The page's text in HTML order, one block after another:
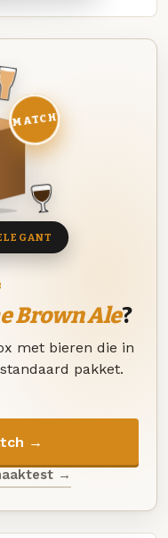
Brown Ale?
met bieren die in
pakket.
→
→
MATCH